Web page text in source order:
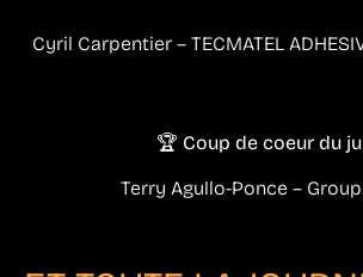
Cyril Carpentier – TECMATEL
🏆 Coup de coeur du
Terry Agullo-Ponce –